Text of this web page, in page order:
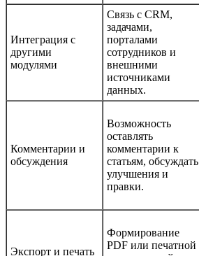
Интеграция с
другими
модулями
Связь с CRM,
задачами,
порталами
сотрудников и
внешними
источниками
данных.
Комментарии и
обсуждения
Возможность
оставлять
комментарии к
статьям, обсуждать
улучшения и
правки.
Экспорт и печать
Формирование
PDF или печатной